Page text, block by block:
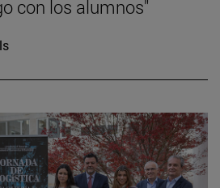
con los alumnos"